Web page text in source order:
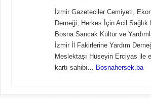
İzmir Gazeteciler Cemiyeti,
Derneği, Herkes İçin Acil Sağlık
Bosna Sancak Kültür ve
İzmir İl Fakirlerine Yardım
Meslektaşı Hüseyin Erciyas ile
kartı sahibi… Bosnahersek.ba